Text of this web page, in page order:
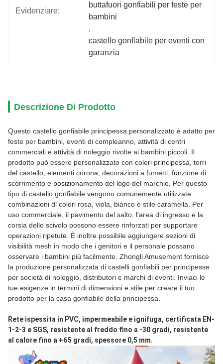
Evidenziare:
buttafuori gonfiabili per feste per
bambini
,
castello gonfiabile per eventi con
garanzia
Descrizione Di Prodotto
Questo castello gonfiabile principessa personalizzato è adatto per
feste per bambini, eventi di compleanno, attività di centri
commerciali e attività di noleggio rivolte ai bambini piccoli. Il
prodotto può essere personalizzato con colori principessa, torri
del castello, elementi corona, decorazioni a fumetti, funzione di
scorrimento e posizionamento del logo del marchio. Per questo
tipo di castello gonfiabile vengono comunemente utilizzate
combinazioni di colori rosa, viola, bianco e stile caramella. Per
uso commerciale, il pavimento del salto, l'area di ingresso e la
corsia dello scivolo possono essere rinforzati per supportare
operazioni ripetute. È inoltre possibile aggiungere sezioni di
visibilità mesh in modo che i genitori e il personale possano
osservare i bambini più facilmente. Zhongli Amusement fornisce
la produzione personalizzata di castelli gonfiabili per principesse
per società di noleggio, distributori e marchi di eventi. Inviaci le
tue esigenze in termini di dimensioni e stile per creare il tuo
prodotto per la casa gonfiabile della principessa.
Rete ispessita in PVC, impermeabile e ignifuga, certificata EN-
1-2-3 e SGS, resistente al freddo fino a -30 gradi, resistente
al calore fino a +65 gradi, spessore 0,5 mm.